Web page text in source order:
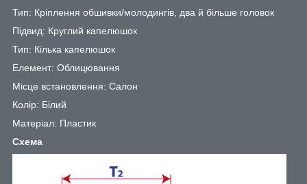
Тип: Кріплення обшивки/молодингів, два й більше головок
Підвид: Круглий капелюшок
Тип: Кілька капелюшок
Елемент: Облицювання
Місце встановлення: Салон
Колір: Білий
Матеріал: Пластик
Схема